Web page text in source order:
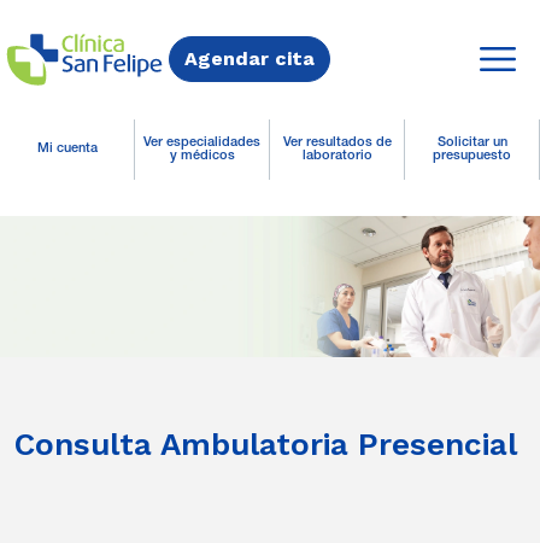
Agendar cita
Mi cuenta
Ver especialidades
y médicos
Ver resultados de
laboratorio
Solicitar un
presupuesto
Consulta Ambulatoria Presencial